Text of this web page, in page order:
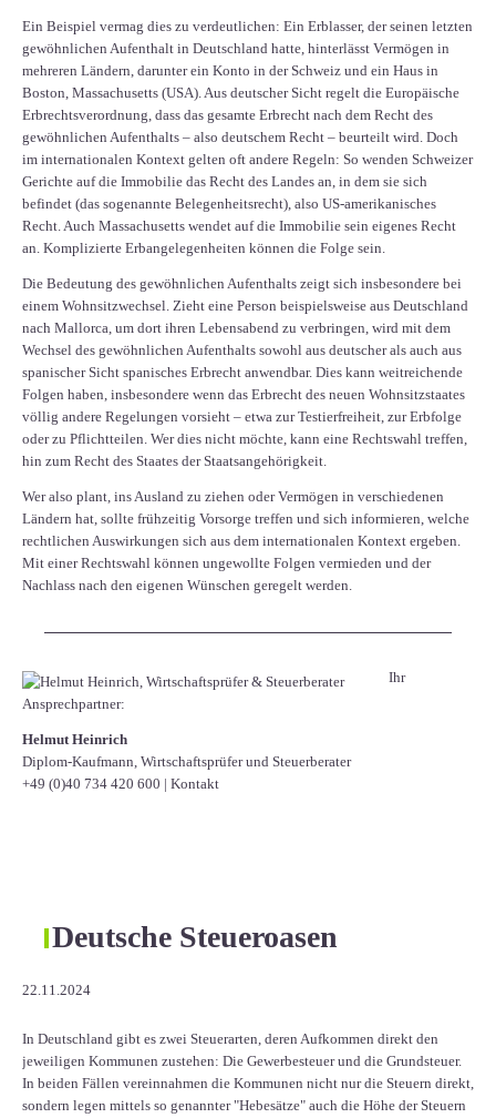
Ein Beispiel vermag dies zu verdeutlichen: Ein Erblasser, der seinen letzten
gewöhnlichen Aufenthalt in Deutschland hatte, hinterlässt Vermögen in
mehreren Ländern, darunter ein Konto in der Schweiz und ein Haus in
Boston, Massachusetts (USA). Aus deutscher Sicht regelt die Europäische
Erbrechtsverordnung, dass das gesamte Erbrecht nach dem Recht des
gewöhnlichen Aufenthalts – also deutschem Recht – beurteilt wird. Doch
im internationalen Kontext gelten oft andere Regeln: So wenden Schweizer
Gerichte auf die Immobilie das Recht des Landes an, in dem sie sich
befindet (das sogenannte Belegenheitsrecht), also US-amerikanisches
Recht. Auch Massachusetts wendet auf die Immobilie sein eigenes Recht
an. Komplizierte Erbangelegenheiten können die Folge sein.
Die Bedeutung des gewöhnlichen Aufenthalts zeigt sich insbesondere bei
einem Wohnsitzwechsel. Zieht eine Person beispielsweise aus Deutschland
nach Mallorca, um dort ihren Lebensabend zu verbringen, wird mit dem
Wechsel des gewöhnlichen Aufenthalts sowohl aus deutscher als auch aus
spanischer Sicht spanisches Erbrecht anwendbar. Dies kann weitreichende
Folgen haben, insbesondere wenn das Erbrecht des neuen Wohnsitzstaates
völlig andere Regelungen vorsieht – etwa zur Testierfreiheit, zur Erbfolge
oder zu Pflichtteilen. Wer dies nicht möchte, kann eine Rechtswahl treffen,
hin zum Recht des Staates der Staatsangehörigkeit.
Wer also plant, ins Ausland zu ziehen oder Vermögen in verschiedenen
Ländern hat, sollte frühzeitig Vorsorge treffen und sich informieren, welche
rechtlichen Auswirkungen sich aus dem internationalen Kontext ergeben.
Mit einer Rechtswahl können ungewollte Folgen vermieden und der
Nachlass nach den eigenen Wünschen geregelt werden.
Ihr
Ansprechpartner:
Helmut Heinrich
Diplom-Kaufmann, Wirtschaftsprüfer ​und Steuerberater
+49 (0)40 734 420 600 | Kontakt
Deutsche Steueroasen
22.11.2024
In Deutschland gibt es zwei Steuerarten, deren Aufkommen direkt den
jeweiligen Kommunen zustehen: Die Gewerbesteuer und die Grundsteuer.
In beiden Fällen vereinnahmen die Kommunen nicht nur die Steuern direkt,
sondern legen mittels so genannter "Hebesätze" auch die Höhe der Steuern